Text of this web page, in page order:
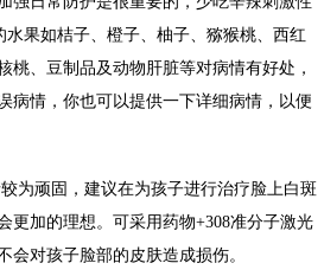
果如桔子、橙子、柚子、猕猴桃、西红
、豆制品及动物肝脏等对病情有好处，
病情，你也可以提供一下详细病情，以便
顽固，建议在为孩子进行治疗脸上白斑
更加的理想。可采用药物+308准分子激光
对孩子脸部的皮肤造成损伤。